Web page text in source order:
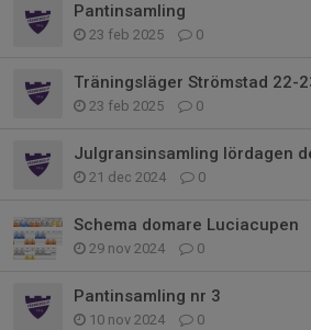
Pantinsamling
23 feb 2025 0
Träningsläger Strömstad 22-
23 feb 2025 0
Julgransinsamling lördagen
21 dec 2024 0
Schema domare Luciacupen
29 nov 2024 0
Pantinsamling nr 3
10 nov 2024 0